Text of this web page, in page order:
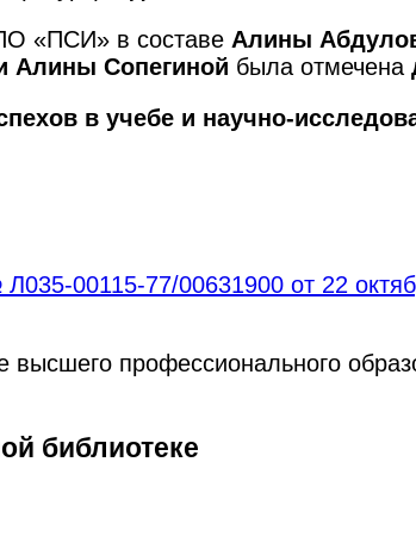
«ПСИ» в составе Алины
Алины Сопегиной была отмечена
в учебе и научно-
00115-77/00631900 от 22
высшего профессионального
библиотеке